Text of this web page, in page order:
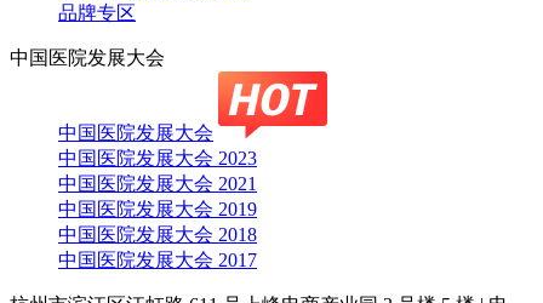
品牌专区
中国医院发展大会
中国医院发展大会
中国医院发展大会 2023
中国医院发展大会 2021
中国医院发展大会 2019
中国医院发展大会 2018
中国医院发展大会 2017